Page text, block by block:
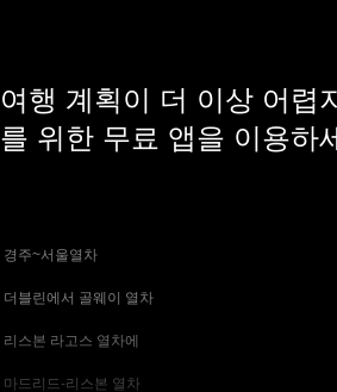
여행 계획이 더 이상 어렵
를 위한 무료 앱을 이용하
경주~서울열차
더블린에서 골웨이 열차
리스본 라고스 열차에
마드리드-리스본 열차